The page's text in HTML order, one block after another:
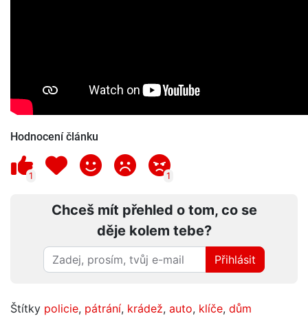
Hodnocení článku
1 1
Chceš mít přehled o tom, co se
děje kolem tebe?
Přihlásit
Štítky policie, pátrání, krádež, auto, klíče, dům